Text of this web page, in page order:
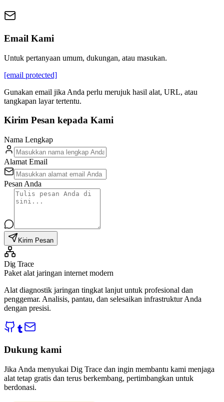
Email Kami
Untuk pertanyaan umum, dukungan, atau masukan.
[email protected]
Gunakan email jika Anda perlu merujuk hasil alat, URL, atau
tangkapan layar tertentu.
Kirim Pesan kepada Kami
Nama Lengkap
Alamat Email
Pesan Anda
Kirim Pesan
Dig Trace
Paket alat jaringan internet modern
Alat diagnostik jaringan tingkat lanjut untuk profesional dan
penggemar. Analisis, pantau, dan selesaikan infrastruktur Anda
dengan presisi.
Dukung kami
Jika Anda menyukai Dig Trace dan ingin membantu kami menjaga
alat tetap gratis dan terus berkembang, pertimbangkan untuk
berdonasi.